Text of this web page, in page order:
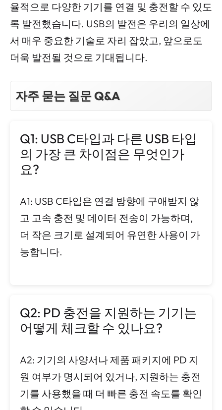
율적으로 다양한 기기를 연결 및 충전할 수 있도
록 발전했습니다. USB의 발전은 우리의 일상에
서 매우 중요한 기술로 자리 잡았고, 앞으로도
더욱 발전될 것으로 기대됩니다.
자주 묻는 질문 Q&A
Q1: USB C타입과 다른 USB 타입
의 가장 큰 차이점은 무엇인가
요?
A1: USB C타입은 연결 방향에 구애받지 않
고 고속 충전 및 데이터 전송이 가능하며,
더 작은 크기로 설계되어 유연한 사용이 가
능합니다.
Q2: PD 충전을 지원하는 기기는
어떻게 체크할 수 있나요?
A2: 기기의 사양서나 제품 패키지에 PD 지
원 여부가 명시되어 있거나, 지원하는 충전
기를 사용했을 때 더 빠른 충전 속도를 확인